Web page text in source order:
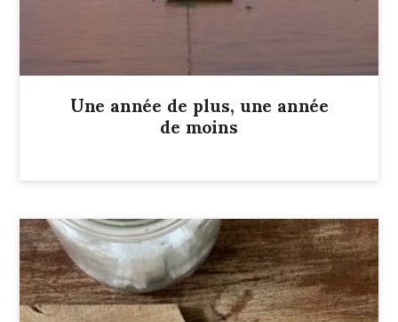
Une année de plus, une année
de moins